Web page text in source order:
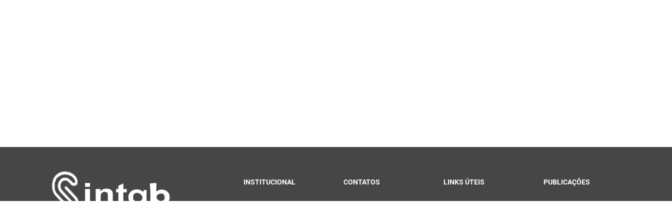
INSTITUCIONAL CONTATOS LINKS ÚTEIS PUBLICAÇÕES